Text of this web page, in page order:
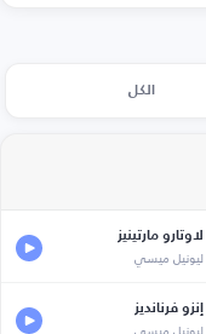
الكل
لاوتارو مارتينيز
ليونيل ميسي
إنزو فرنانديز